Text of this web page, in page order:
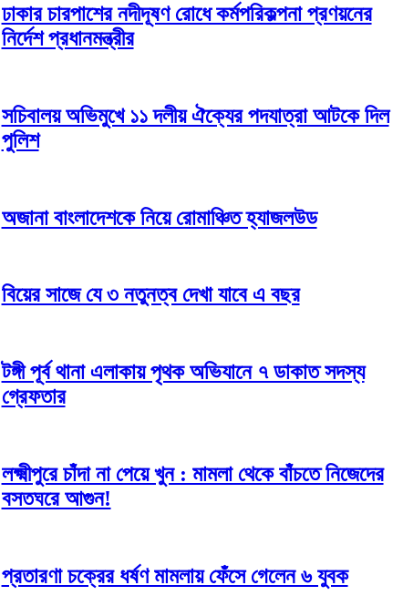
ঢাকার চারপাশের নদীদূষণ রোধে কর্মপরিকল্পনা প্রণয়নের
নির্দেশ প্রধানমন্ত্রীর
সচিবালয় অভিমুখে ১১ দলীয় ঐক্যের পদযাত্রা আটকে দিল
পুলিশ
অজানা বাংলাদেশকে নিয়ে রোমাঞ্চিত হ্যাজলউড
বিয়ের সাজে যে ৩ নতুনত্ব দেখা যাবে এ বছর
টঙ্গী পূর্ব থানা এলাকায় পৃথক অভিযানে ৭ ডাকাত সদস্য
গ্রেফতার
লক্ষ্মীপুরে চাঁদা না পেয়ে খুন : মামলা থেকে বাঁচতে নিজেদের
বসতঘরে আগুন!
প্রতারণা চক্রের ধর্ষণ মামলায় ফেঁসে গেলেন ৬ যুবক